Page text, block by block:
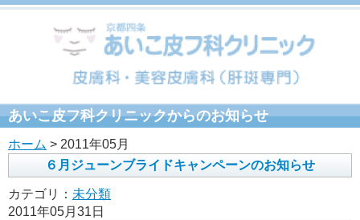
あいこ皮フ科クリニックからのお知らせ
ホーム > 2011年05月
６月ジューンブライドキャンペーンのお知らせ
カテゴリ： 未分類
2011年05月31日